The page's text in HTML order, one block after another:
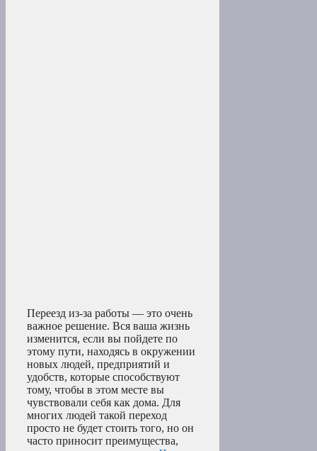
Переезд из-за работы — это очень
важное решение. Вся ваша жизнь
изменится, если вы пойдете по
этому пути, находясь в окружении
новых людей, предприятий и
удобств, которые способствуют
тому, чтобы в этом месте вы
чувствовали себя как дома. Для
многих людей такой переход
просто не будет стоить того, но он
часто приносит преимущества,